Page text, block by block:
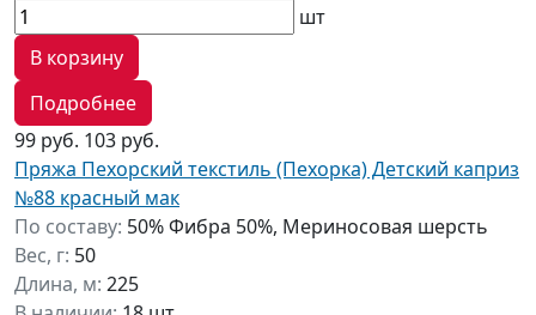
шт
В корзину
Подробнее
99 руб. 103 руб.
Пряжа Пехорский текстиль (Пехорка) Детский каприз
№88 красный мак
По составу: 50% Фибра 50%, Мериносовая шерсть
Вес, г: 50
Длина, м: 225